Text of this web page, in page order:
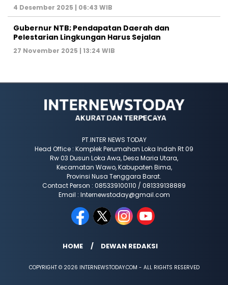
4 Desember 2025 | 06:43 WIB
Gubernur NTB; Pendapatan Daerah dan
Pelestarian Lingkungan Harus Sejalan
27 November 2025 | 13:24 WIB
PT.INTER NEWS TODAY
Head Office : Komplek Perumahan Loka Indah Rt 09
Rw 03 Dusun Loka Awa, Desa Maria Utara,
Kecamatan Wawo, Kabupaten Bima,
Provinsi Nusa Tenggara Barat.
Contact Person : 085339100110 / 081339138889
Email : Internewstoday@gmail.com
HOME DEWAN REDAKSI
COPYRIGHT © 2026 INTERNEWSTODAY.COM - ALL RIGHTS RESERVED